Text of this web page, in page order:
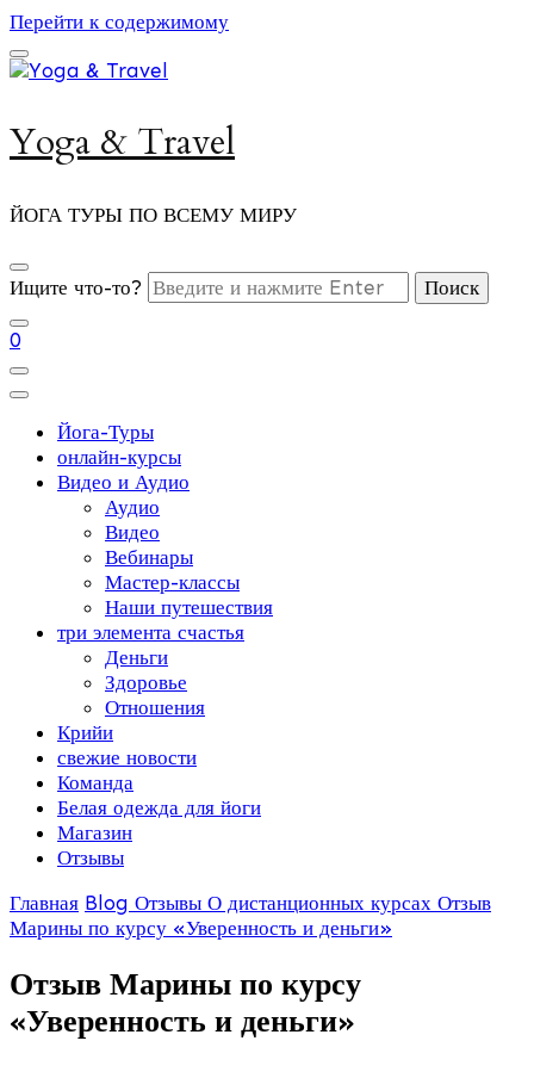
Перейти к содержимому
Yoga & Travel
ЙОГА ТУРЫ ПО ВСЕМУ МИРУ
Ищите что-то?
0
Йога-Туры
онлайн-курсы
Видео и Аудио
Аудио
Видео
Вебинары
Мастер-классы
Наши путешествия
три элемента счастья
Деньги
Здоровье
Отношения
Крийи
свежие новости
Команда
Белая одежда для йоги
Магазин
Отзывы
Главная Blog Отзывы О дистанционных курсах Отзыв
Марины по курсу «Уверенность и деньги»
Отзыв Марины по курсу
«Уверенность и деньги»